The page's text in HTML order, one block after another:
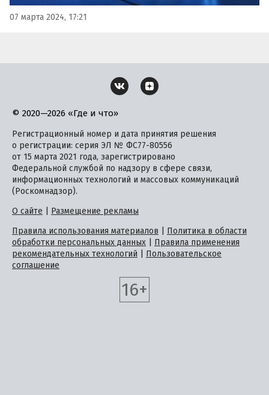
07 марта 2024, 17:21
© 2020—2026 «Где и что»
Регистрационный номер и дата принятия решения
о регистрации: серия ЭЛ № ФС77-80556
от 15 марта 2021 года, зарегистрировано
Федеральной службой по надзору в сфере связи,
информационных технологий и массовых коммуникаций
(Роскомнадзор).
О сайте
Размещение рекламы
Правила использования материалов
Политика в области
обработки персональных данных
Правила применения
рекомендательных технологий
Пользовательское
соглашение
16+